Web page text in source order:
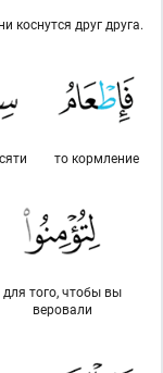
коснутся друг друга.
то кормление
для того, чтобы вы
веровали